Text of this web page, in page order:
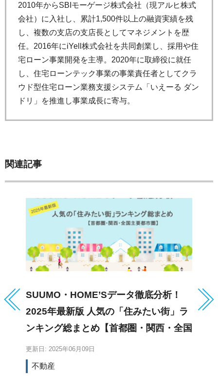
2010年からSBIモーゲージ株式会社（現アルヒ株式
会社）に入社し、累計1,500件以上の融資実績を残
し、複数の支店の支店長としてマネジメントを歴
任。2016年にiYell株式会社を共同創業し、採用や住
宅ローン事業開発を主導。2020年に取締役に就任
し、住宅ローンテック事業の事業責任者としてクラ
ウド型住宅ローン業務支援システム「いえーる ダン
ドリ」を推進し事業成長に寄与。
関連記事
SUUMO・HOME’Sデータ徹底分析！
2025年最新版 人気の「住みたい街」ラ
ンキング総まとめ【首都圏・関西・全国
主要都市圏】
更新日: 2025年06月09日
不動産
低